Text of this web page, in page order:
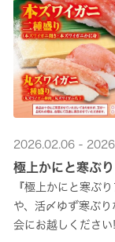
2026.02.06 -
極上かにと寒ぶ
『極上かにと寒ぶ
や、活〆ゆず寒ぶ
会にお越しください